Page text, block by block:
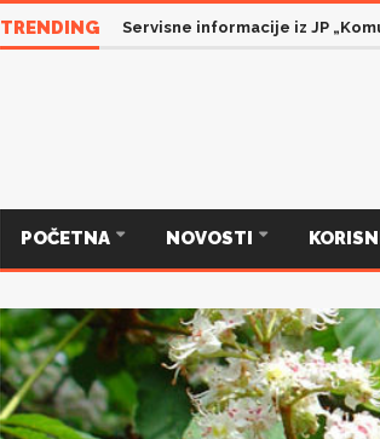
TRENDING Servisne informacije iz JP
POČETNA NOVOSTI